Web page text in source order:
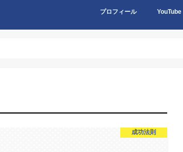
プロフィール YouTube
成功法則